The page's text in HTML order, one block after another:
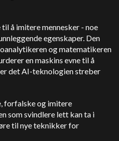
å imitere mennesker - noe
egenskaper. Den
og matematikeren
en maskins evne til å
det AI-teknologien streber
forfalske og imitere
som svindlere lett kan ta i
til nye teknikker for